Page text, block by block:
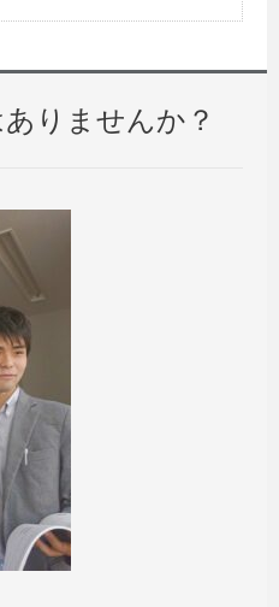
りませんか？